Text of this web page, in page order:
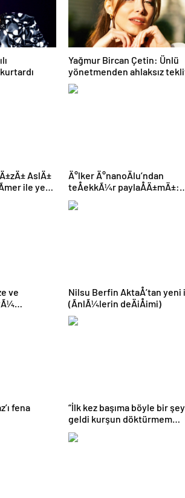
Yağmur Bircan Çetin: Ünlü
yönetmenden ahlaksız
aldım
AslÄ±
ile yeni
Ä°lker Ä°nanoÄlu’ndan
teÅekkÃ¼r paylaÅÄ±mÄ±:
Hepinize tek tek
ve
Devran”
Nilsu Berfin AktaÅ’tan yeni
(ÃnlÃ¼lerin deÄiÅimi)
fena
“İlk kez başıma böyle bir şey
geldi kurşun döktürmem
gerek…” Şarkıcı Nadide
Sultan’a nazar değdi!